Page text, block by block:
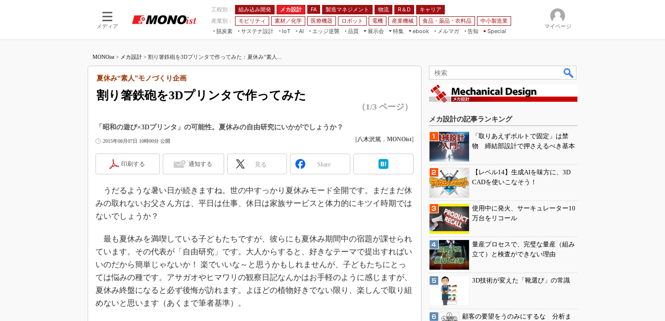
メディア
工程別： 組み込み開発 メカ設計 FA 製造マネジメント 物流 R＆D
キャリア
産業別：
モビリティ 素材／化学 医療機器 ロボット 電機 産業機械 食品・薬品・衣料品
中小製造業
脱炭素
サステナ設計
IoT
つながる工場
つながるサービス
AI
AI×設備保全
エッジ逆襲 品質
展示会
JIMTOF
IIFES
ジャパンモビリティショー
人テク展
スマート工場EXPO
EdgeTech+
日本ものづくりワールド
特集
フィールドサービス
Windows Embedded
ISO26262
無償設計ツール
デジタルツインとCAE
S＆OP
インダストリー4.0
イノベーション
ebook
メルマガ
告知 Special
マイページ
MONOist > メカ設計 > 割り箸鉄砲を3Dプリンタで作ってみた：夏休み“素人...
割り箸鉄砲を3Dプリンタで作ってみた
夏休み“素人”モノづくり企画
（1/3 ページ）
「昭和の遊び×3Dプリンタ」の可能性。夏休みの自由研究にいかがでしょうか？
2015年08月07日 10時00分 公開 [八木沢篤 ， MONOist]
印刷する 通知する 見る Share
うだるような暑い日が続きますね。世の中すっかり夏休みモード全開です。まだまだ休
みの取れないお父さん方は、平日は仕事、休日は家族サービスと体力的にキツイ時期では
ないでしょうか？
最も夏休みを満喫している子どもたちですが、彼らにも夏休み期間中の宿題が課せられ
ています。その代表が「自由研究」です。大人からすると、好きなテーマで提出すればい
いのだから簡単じゃないか！ 楽でいいな～と思うかもしれませんが、子どもたちにとっ
ては悩みの種です。アサガオやヒマワリの観察日記なんかはお手軽のように感じますが、
夏休み終盤になると必ず後悔が訪れます。よほどの植物好きでない限り、楽しんで取り組
めないと思います（あくまで筆者基準）。
メカ設計の記事ランキング
「取りあえずボルトで固定」は禁
物 締結部設計で押さえるべき基本
【レベル14】生成AIを味方に、3D
CADを使いこなそう！
使用中に発火、サーキュレーター10
万台をリコール
量産プロセスで、完璧な量産（組み
立て）と検査ができない理由
3D技術が変えた「靴選び」の常識
顧客の要望をうのみにするな 分析ま